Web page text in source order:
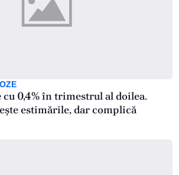
cu 0,4% în trimestrul al doilea.
estimările, dar complică